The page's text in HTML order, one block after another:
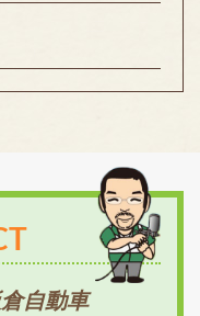
自動車